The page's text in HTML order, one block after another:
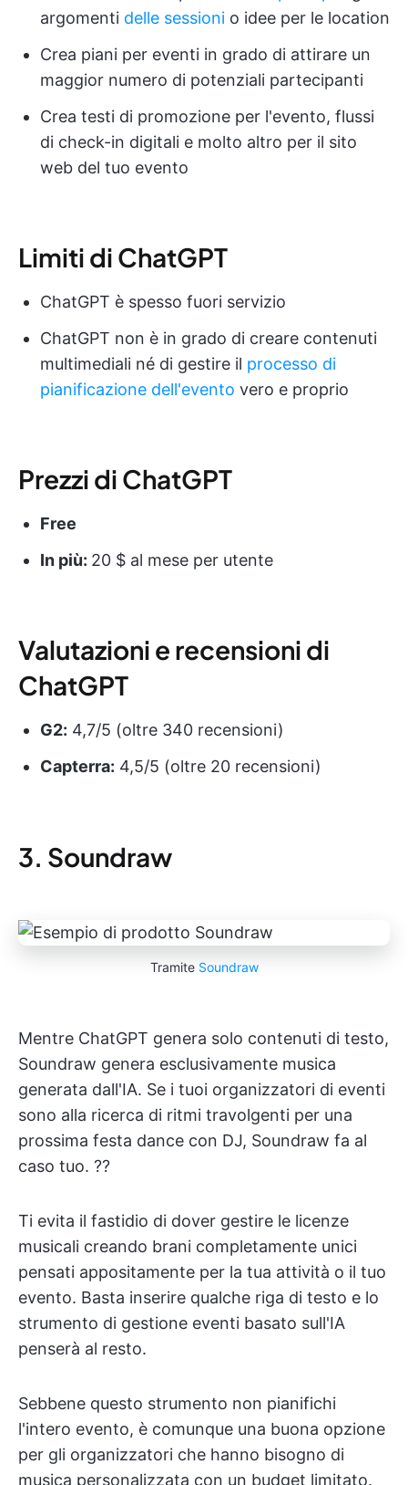
argomenti delle sessioni o idee per le location
Crea piani per eventi in grado di attirare un
maggior numero di potenziali partecipanti
Crea testi di promozione per l'evento, flussi
di check-in digitali e molto altro per il sito
web del tuo evento
Limiti di ChatGPT
ChatGPT è spesso fuori servizio
ChatGPT non è in grado di creare contenuti
multimediali né di gestire il processo di
pianificazione dell'evento vero e proprio
Prezzi di ChatGPT
Free
In più: 20 $ al mese per utente
Valutazioni e recensioni di
ChatGPT
G2: 4,7/5 (oltre 340 recensioni)
Capterra: 4,5/5 (oltre 20 recensioni)
3. Soundraw
Tramite Soundraw
Mentre ChatGPT genera solo contenuti di testo,
Soundraw genera esclusivamente musica
generata dall'IA. Se i tuoi organizzatori di eventi
sono alla ricerca di ritmi travolgenti per una
prossima festa dance con DJ, Soundraw fa al
caso tuo. ??
Ti evita il fastidio di dover gestire le licenze
musicali creando brani completamente unici
pensati appositamente per la tua attività o il tuo
evento. Basta inserire qualche riga di testo e lo
strumento di gestione eventi basato sull'IA
penserà al resto.
Sebbene questo strumento non pianifichi
l'intero evento, è comunque una buona opzione
per gli organizzatori che hanno bisogno di
musica personalizzata con un budget limitato.